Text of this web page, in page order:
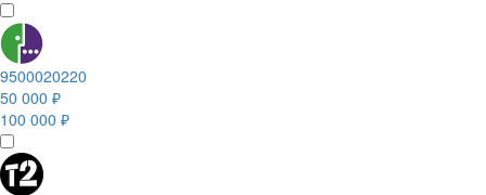
9500020220
50 000 ₽
100 000 ₽